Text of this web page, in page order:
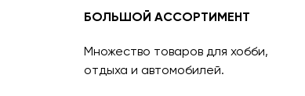
БОЛЬШОЙ АССОРТИМЕНТ
Множество товаров для хобби,
отдыха и автомобилей.